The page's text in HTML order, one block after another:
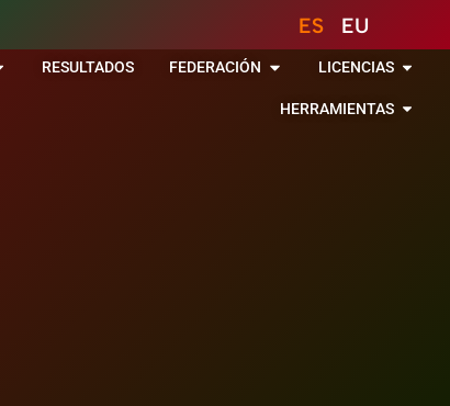
ES EU
RESULTADOS FEDERACIÓN LICENCIAS
HERRAMIENTAS